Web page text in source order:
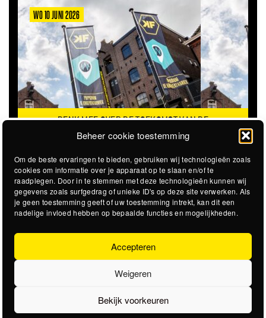
Beheer cookie toestemming
Om de beste ervaringen te bieden, gebruiken wij technologieën zoals
cookies om informatie over je apparaat op te slaan en/of te
raadplegen. Door in te stemmen met deze technologieën kunnen wij
gegevens zoals surfgedrag of unieke ID's op deze site verwerken. Als
je geen toestemming geeft of uw toestemming intrekt, kan dit een
nadelige invloed hebben op bepaalde functies en mogelijkheden.
Accepteren
Weigeren
Bekijk voorkeuren
WO 10 JUNI 2026
DENK MEE OVER DE TOEKOMST VAN DE
KROEPOEKFABRIEK